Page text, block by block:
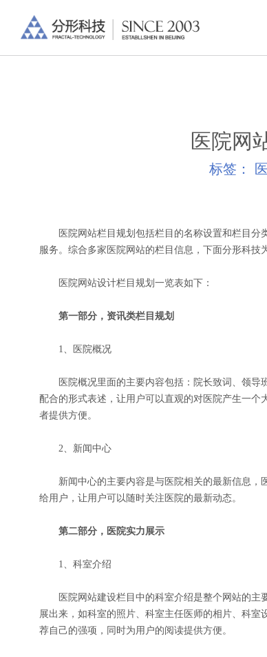
医院网
标签：
医院网站栏目规划包括栏目的名称设置和栏目分
服务。综合多家医院网站的栏目信息，下面分形科技
医院网站设计栏目规划一览表如下：
第一部分，资讯类栏目规划
1、医院概况
医院概况里面的主要内容包括：院长致词、领导
配合的形式表述，让用户可以直观的对医院产生一
者提供方便。
2、新闻中心
新闻中心的主要内容是与医院相关的最新信息，
给用户，让用户可以随时关注医院的最新动态。
第二部分，医院实力展示
1、科室介绍
医院网站建设栏目中的科室介绍是整个网站的主
展出来，如科室的照片、科室主任医师的相片、科
荐自己的强项，同时为用户的阅读提供方便。